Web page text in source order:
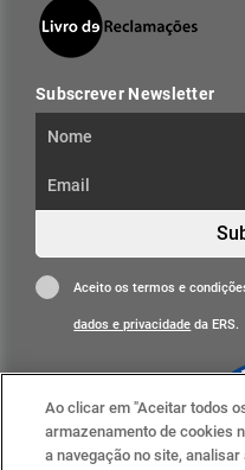
Subscrever Newsletter
Aceito os termos e
dados e privacidade da ERS.
Ao clicar em "Aceitar todos
armazenamento de cookies
a navegação no site,